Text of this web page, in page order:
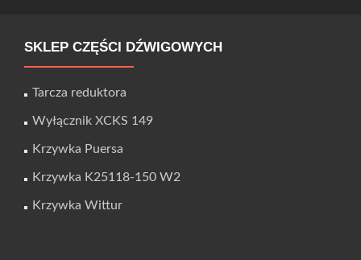
SKLEP CZĘŚCI DŹWIGOWYCH
Tarcza reduktora
Wyłącznik XCKS 149
Krzywka Puersa
Krzywka K25118-150 W2
Krzywka Wittur